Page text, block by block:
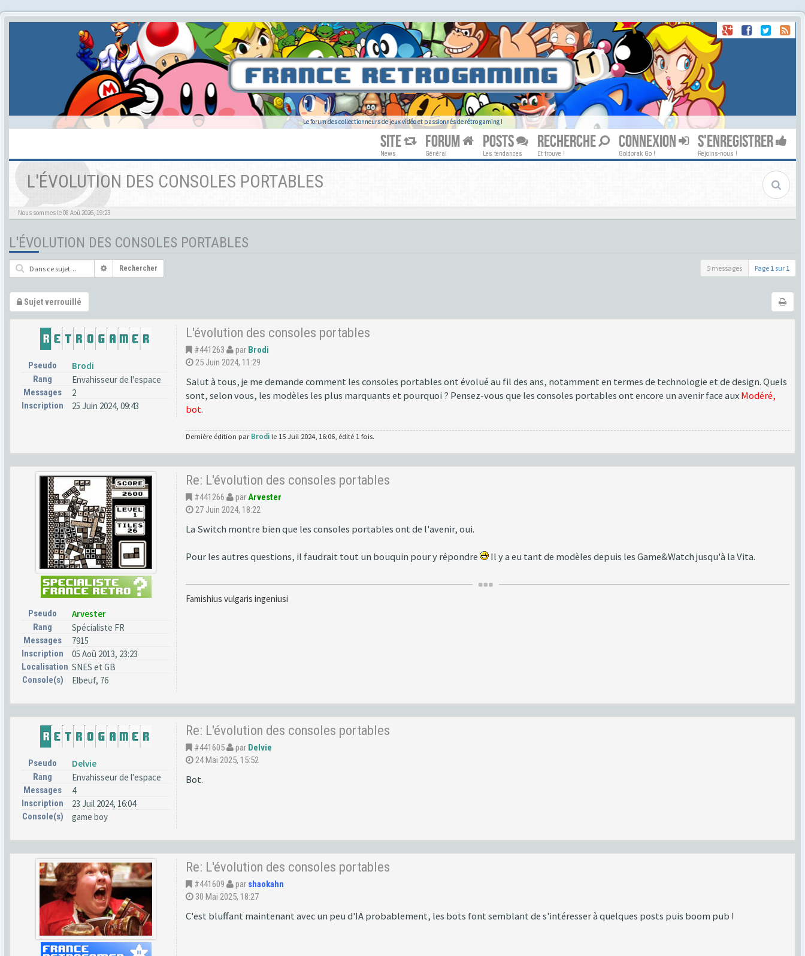
Le forum des collectionneurs de jeux vidéo et passionnés de rétro gaming !
SITE
News
FORUM
Général
POSTS
Les tendances
RECHERCHE
Et trouve !
CONNEXION
Goldorak Go !
S'ENREGISTRER
Rejoins-nous !
L'ÉVOLUTION DES CONSOLES PORTABLES
Nous sommes le 08 Aoû 2026, 19:23
L'ÉVOLUTION DES CONSOLES PORTABLES
5 messages Page 1 sur 1
Rechercher
Sujet verrouillé
Pseudo Brodi
Rang Envahisseur de l'espace
Messages 2
Inscription 25 Juin 2024, 09:43
L'évolution des consoles portables
#441263 par Brodi
25 Juin 2024, 11:29
Salut à tous, je me demande comment les consoles portables ont évolué au fil des ans, notamment en termes de technologie et de design. Quels
sont, selon vous, les modèles les plus marquants et pourquoi ? Pensez-vous que les consoles portables ont encore un avenir face auxModéré,
bot.
Dernière édition parBrodile 15 Juil 2024, 16:06, édité 1 fois.
Pseudo Arvester
Rang Spécialiste FR
Messages 7915
Inscription 05 Aoû 2013, 23:23
Localisation SNES et GB
Console(s) Elbeuf, 76
Re: L'évolution des consoles portables
#441266 parArvester
27 Juin 2024, 18:22
La Switch montre bien que les consoles portables ont de l'avenir, oui.
Pour les autres questions, il faudrait tout un bouquin pour y répondre Il y a eu tant de modèles depuis les Game&Watch jusqu'à la Vita.
Famishius vulgaris ingeniusi
Pseudo Delvie
Rang Envahisseur de l'espace
Messages 4
Inscription 23 Juil 2024, 16:04
Console(s) game boy
Re: L'évolution des consoles portables
#441605 par Delvie
24 Mai 2025, 15:52
Bot.
Re: L'évolution des consoles portables
#441609 par shaokahn
30 Mai 2025, 18:27
C'est bluffant maintenant avec un peu d'IA probablement, les bots font semblant de s'intéresser à quelques posts puis boom pub !